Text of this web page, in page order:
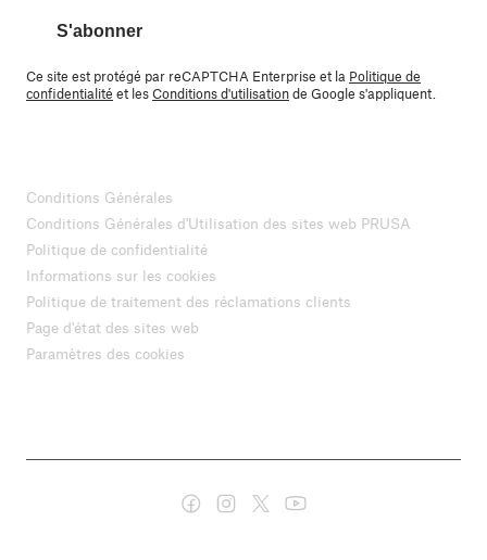
S'abonner
Ce site est protégé par reCAPTCHA Enterprise et la Politique de
confidentialité et lesConditions d'utilisationde Google s'appliquent.
Conditions Générales
Conditions Générales d'Utilisation des sites web PRUSA
Politique de confidentialité
Informations sur les cookies
Politique de traitement des réclamations clients
Page d'état des sites web
Paramètres des cookies